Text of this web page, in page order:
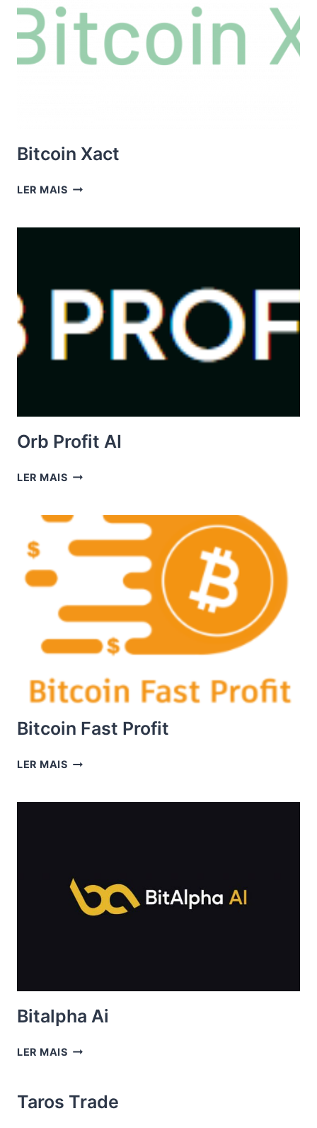
Bitcoin Xact
LER MAISBITCOIN
Orb Profit AI
LER MAISORB
Bitcoin Fast Profit
LER MAISBITCOIN
Bitalpha Ai
LER MAISBITALPHA
Taros Trade